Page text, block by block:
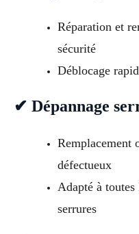
Réparation et
sécurité
Déblocage
✔ Dépannage
Remplacement
défectueux
Adapté à toutes
serrures